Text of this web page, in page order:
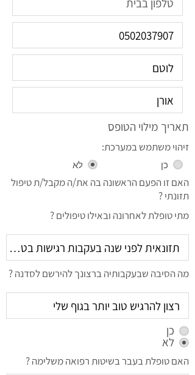
תאריך מילוי הטופס
זיהוי משתמש במערכת:
כן לא
האם זו הפעם הראשונה בה את/ה מקבל/ת טיפול
תזונתי ?
מתי טופלת לאחרונה ובאילו טיפולים ?
מה הסיבה שבעקבותיה ברצונך להירשם לסדנה ?
כן
לא
האם טופלת בעבר בשיטות רפואה משלימה ?